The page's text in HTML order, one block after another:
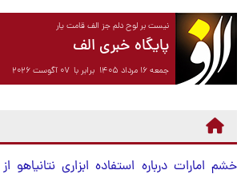
نیست بر لوح دلم جز الف قامت یار
پایگاه خبری الف
جمعه ۱۶ مرداد ۱۴۰۵ برابر با ۰۷ آگوست ۲۰۲۶
خشم امارات درباره استفاده ابزاری نتانیاهو